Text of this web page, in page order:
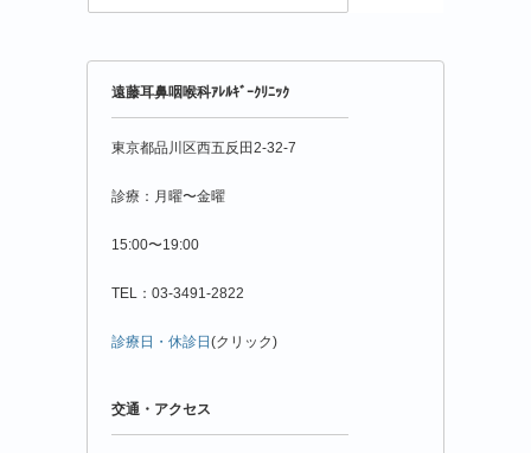
粉
遠藤耳鼻咽喉科ｱﾚﾙｷﾞｰｸﾘﾆｯｸ
東京都品川区西五反田2-32-7
診療：月曜〜金曜
15:00〜19:00
TEL：03-3491-2822
診療日・休診日 (クリック)
交通・アクセス